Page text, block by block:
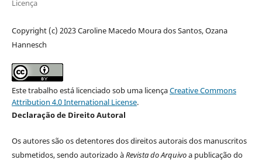
Licença
Copyright (c) 2023 Caroline Macedo Moura dos Santos, Ozana
Hannesch
Este trabalho está licenciado sob uma licençaCreative Commons
Attribution 4.0 International License.
Declaração de Direito Autoral
Os autores são os detentores dos direitos autorais dos manuscritos
submetidos, sendo autorizado àRevista do Arquivoa publicação do